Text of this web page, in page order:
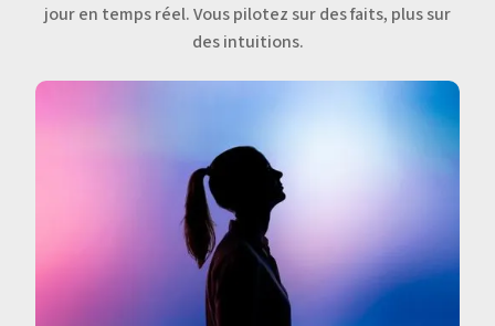
jour en temps réel. Vous pilotez sur des faits, plus sur
des intuitions.